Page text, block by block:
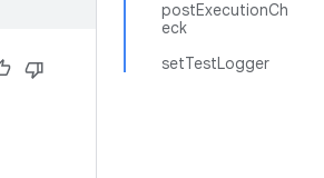
postExecutionCh
eck
setTestLogger